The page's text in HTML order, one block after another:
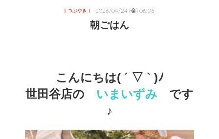
[ つぶやき ] 2026/04/24 (金) 06:06
朝ごはん
こんにちは( ´ ▽ ` )ﾉ
世田谷店の いまいずみ です
♪